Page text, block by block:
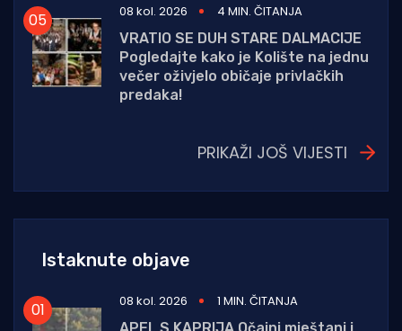
08 kol. 2026
4 MIN. ČITANJA
VRATIO SE DUH STARE DALMACIJE
Pogledajte kako je Kolište na jednu
večer oživjelo običaje privlačkih
predaka!
PRIKAŽI JOŠ VIJESTI
Istaknute objave
08 kol. 2026
1 MIN. ČITANJA